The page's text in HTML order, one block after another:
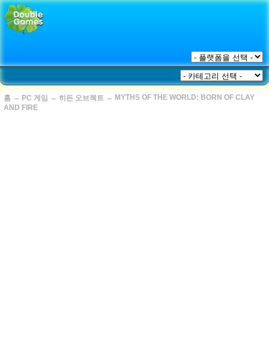
홈 → PC 게임 → 히든 오브젝트 → MYTHS OF THE WORLD: BORN OF CLAY
AND FIRE